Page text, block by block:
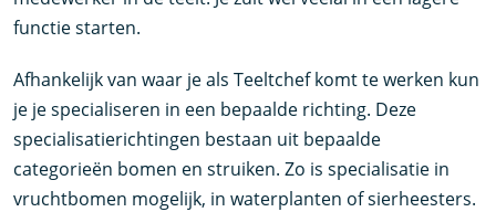
functie starten.
Afhankelijk van waar je als Teeltchef komt te werken kun
je je specialiseren in een bepaalde richting. Deze
specialisatierichtingen bestaan uit bepaalde
categorieën bomen en struiken. Zo is specialisatie in
vruchtbomen mogelijk, in waterplanten of sierheesters.